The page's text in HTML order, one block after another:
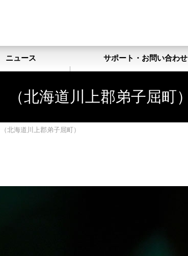
ニュース サポート・お問い合わせ
北海道川上郡弟子屈町）
北海道川上郡弟子屈町）